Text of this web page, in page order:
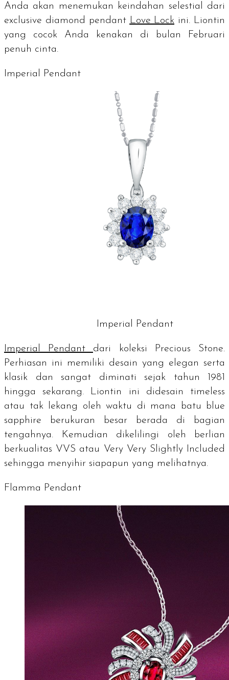
Anda akan menemukan keindahan selestial dari
exclusive diamond pendant Love Lock ini. Liontin
yang cocok Anda kenakan di bulan Februari
penuh cinta.
Imperial Pendant
Imperial Pendant
Imperial Pendant dari koleksi Precious Stone.
Perhiasan ini memiliki desain yang elegan serta
klasik dan sangat diminati sejak tahun 1981
hingga sekarang. Liontin ini didesain timeless
atau tak lekang oleh waktu di mana batu
blue
sapphire berukuran besar berada di bagian
tengahnya. Kemudian dikelilingi oleh berlian
berkualitas VVS atau Very Very Slightly Included
sehingga menyihir siapapun yang melihatnya.
Flamma Pendant